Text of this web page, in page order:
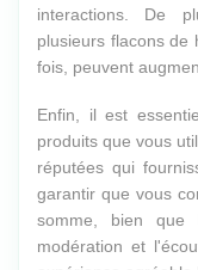
interactions. De
plusieurs flacons de
fois, peuvent
Enfin, il est
produits que vous
réputées qui
garantir que vous
somme, bien
modération et